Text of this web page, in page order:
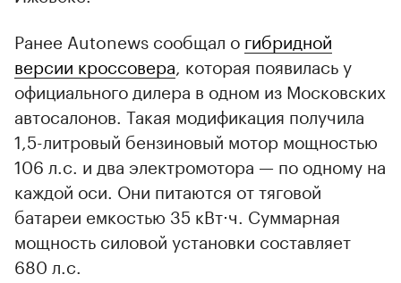
Ранее Autonews сообщал о гибридной
версии кроссовера, которая появилась у
официального дилера в одном из Московских
автосалонов. Такая модификация получила
1,5-литровый бензиновый мотор мощностью
106 л.с. и два электромотора — по одному на
каждой оси. Они питаются от тяговой
батареи емкостью 35 кВт⋅ч. Суммарная
мощность силовой установки составляет
680 л.с.